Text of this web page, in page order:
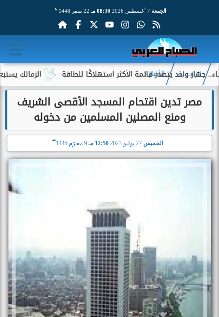
الجمعة 7 أغسطس 2026 08:30 مـ 22 صفر 1448 هـ
الزمالك يستبعد 4 لاعبين شباب من حساباته في الموسم الجديد واحد يتصدر قائمة الأكثر استهلاكًا للطاقة
الرئيسية الأخبار
مصر تدين اقتحام المسجد الأقصى الشريف
ومنع المصلين المسلمين من دخوله
الخميس 12:50 مـ 9 محرّم 1445
هـ